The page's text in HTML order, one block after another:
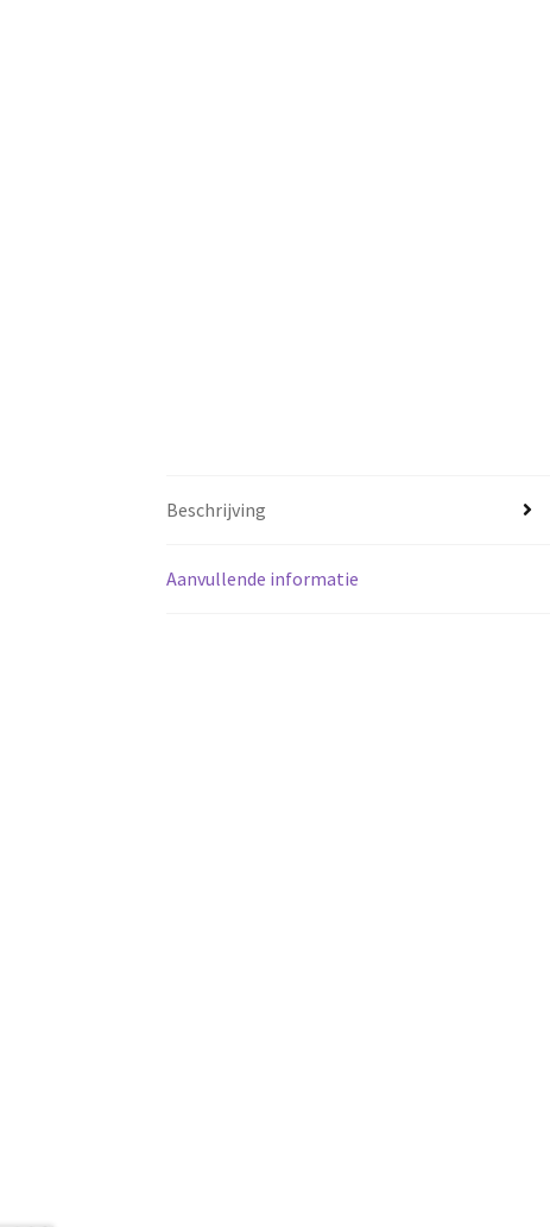
Beschrijving
Aanvullende informatie